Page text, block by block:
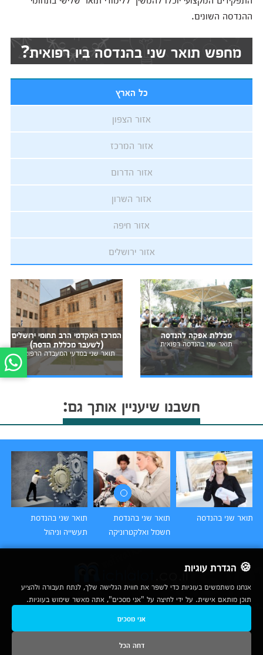
ההנדסה השונים.
מחפש תואר שני בהנדסה ביו רפואית?
כל הארץ
אזור הצפון
אזור המרכז
אזור הדרום
אזור השרון
אזור חיפה
אזור ירושלים
מכללת אפקה להנדסה
תואר שני בהנדסה רפואית
המרכז האקדמי הרב תחומי ירושלים
(לשעבר מכללת הדסה)
תואר שני במדעי המעבדה הרפואית
חשבנו שיעניין אותך גם:
תואר שני בהנדסה
תואר שני בהנדסת
חשמל ואלקטרוניקה
תואר שני בהנדסת
תעשייה וניהול
🍪 הגדרת עוגיות
אנחנו משתמשים בעוגיות כדי לשפר את חווית הגלישה שלך, לנתח תעבורה ולהציע
תוכן מותאם אישית. על ידי לחיצה על "אני מסכים", אתה מאשר שימוש בעוגיות.
אני מסכים
דחה הכל